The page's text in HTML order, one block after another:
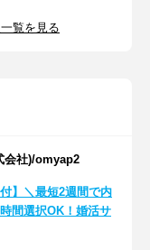
覧を見る
会社)/omyap2
】＼最短2週間で内
間選択OK！婚活サ